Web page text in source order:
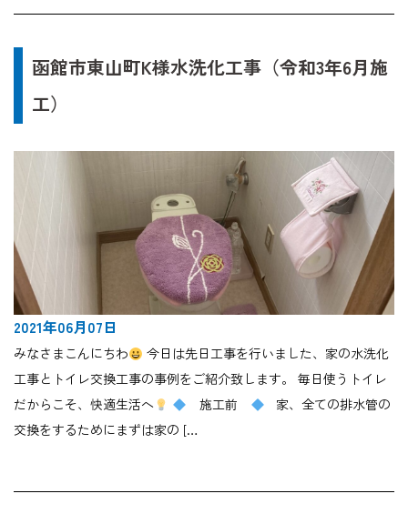
函館市東山町K様水洗化工事（令和3年6月施
工）
2021年06月07日
みなさまこんにちわ
今日は先日工事を行いました、家の水洗化
工事とトイレ交換工事の事例をご紹介致します。 毎日使うトイレ
だからこそ、快適生活へ
施工前
家、全ての排水管の
交換をするためにまずは家の […